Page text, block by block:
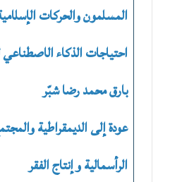
المسلمون والحركات
احتياجات الذكاء الاصطناعي
بارق محمد رضا شبّر
عودة إلى الديمقراطية
الرأسمالية وإنتاج الفقر